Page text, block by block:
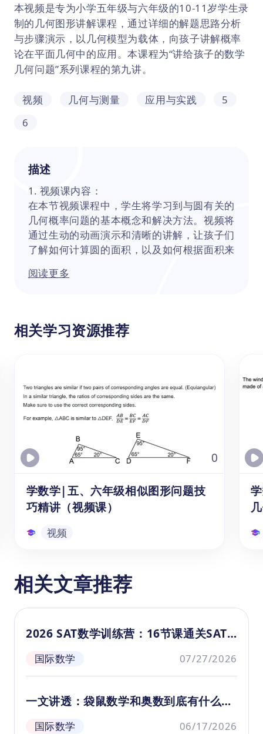
本视频是专为小学五年级与六年级的10-11岁学生录
制的几何图形讲解课程，通过详细的解题思路分析
与步骤演示，以几何模型为载体，向孩子讲解概率
论在平面几何中的应用。本课程为“讲给孩子的数学
几何问题”系列课程的第九讲。
视频 几何与测量 应用与实践
5
6
描述
1. 视频课内容：
在本节视频课程中，学生将学习到与圆有关的
几何概率问题的基本概念和解决方法。视频将
通过生动的动画演示和清晰的讲解，让孩子们
了解如何计算圆的面积，以及如何根据面积来
概率问题，学生可以更深入地理解圆的性质，
体化，提升他们在实际情境中应用概率知识的
能力。
点，然后计算这一点落在某个特定区域内的概
率。这类问题通常结合了圆的面积计算与概率
的基本概念，要求学生能够综合运用这两个知
识点来解决问题。
（1）回顾圆的面积计算公式；
（2）如何使用圆的面积公式计算可能性事件
发生的具体概率；
（3）总结与圆有关的概率题目中能够通用的
计算公式。
阅读更多
相关学习资源推荐
0
学数学|五、六年级相似图形问题技
巧精讲（视频课）
视频
学数学|五、六年级相似图形问题技
巧精讲（视频课）
本系列视频为小学五、六年级（10-11
边长之间的比例相等这一定理的运用，
帮助学生学会应用定理解决边长问题。
通过5分钟简短的知识解析，学生将掌握
小学奥数中经典的“相似问题”。该系列视
频包括“生活中的数学九讲（低/中/高年
级）”九节录播课，本资源为高年级第三
节。
视频
相关文章推荐
2026 SAT数学训练营：16节课通关SAT
国际数学 07/27/2026
一文讲透：袋鼠数学和奥数到底有什么区
别？别再盲目给娃报竞赛！
国际数学 06/17/2026